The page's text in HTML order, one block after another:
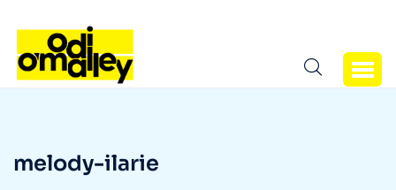
melody-ilarie